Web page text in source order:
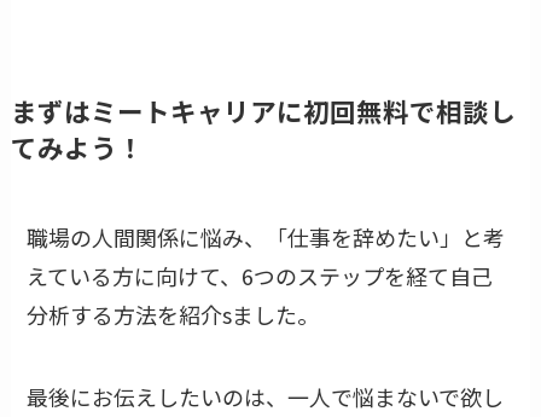
まずはミートキャリアに初回無料で相談し
てみよう！
職場の人間関係に悩み、「仕事を辞めたい」と考
えている方に向けて、6つのステップを経て自己
分析する方法を紹介sました。
最後にお伝えしたいのは、一人で悩まないで欲し